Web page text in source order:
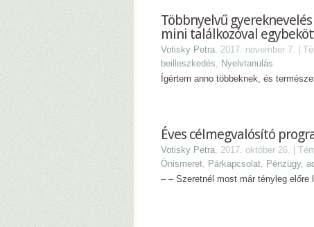
Többnyelvű
mini találkozóval
Votisky Petra, 2017. november 7. |
beilleszkedés, Nyelvtanulás
Ígértem anno többeknek, és
Éves célmegvalósító
Votisky Petra, 2017. október 26. |
Önismeret, Párkapcsolat, Pénzügy,
– – Szeretnél most már tényleg előre